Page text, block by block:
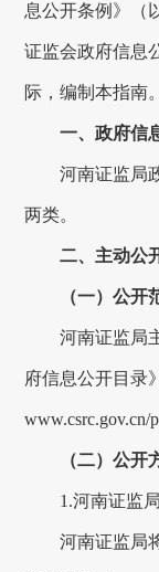
息公开条例》（
证监会政府信息
际，编制本指南。
一、政府信
河南证监局
两类。
二、主动公
（一）公开
河南证监局
府信息公开目录
www.csrc.gov.cn/
（二）公开
1.河南证监
河南证监局